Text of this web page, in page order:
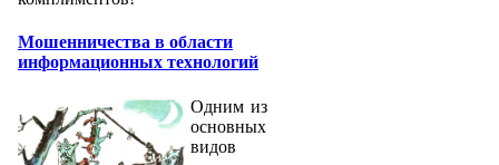
Мошенничества в области
информационных технологий
Одним из
основных
видов